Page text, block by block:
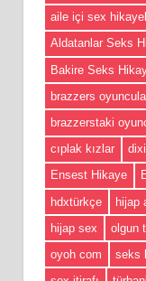
aile içi sex
Aldatanlar Seks
Bakire Seks
brazzers
brazzerstaki
cıplak kızlar
Ensest Hikaye
hdxtürkçe
hijap
hijap sex
olgun
oyoh com
seks